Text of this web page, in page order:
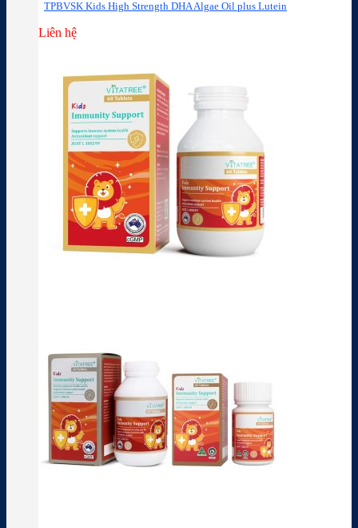
TPBVSK Kids High Strength DHA Algae Oil plus Lutein
Liên hệ